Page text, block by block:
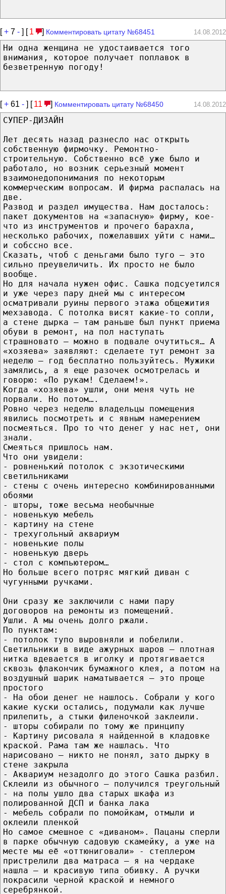
[+ 7 - ] [ 1 ] Комментировать цитату №68451 14.08.2012
Ни одна женщина не удостаивается того
внимания, которое получает поплавок в
безветренную погоду!
[+ 61 - ] [ 11 ] Комментировать цитату №68450 14.08.2012
СУПЕР-ДИЗАЙН
Лет десять назад разнесло нас открыть
собственную фирмочку. Ремонтно-
строительную. Собственно всё уже было и
работало, но возник серьезный момент
взаимонедопонимания по некоторым
коммерческим вопросам. И фирма распалась на
две.
Развод и раздел имущества. Нам досталось:
пакет документов на «запасную» фирму, кое-
что из инструментов и прочего барахла,
несколько рабочих, пожелавших уйти с нами…
и собссно все.
Сказать, чтоб с деньгами было туго – это
сильно преувеличить. Их просто не было
вообще.
Но для начала нужен офис. Сашка подсуетился
и уже через пару дней мы с интересом
осматривали руины первого этажа общежития
мехзавода. С потолка висят какие-то сопли,
а стене дырка – там раньше был пункт приема
обуви в ремонт, на пол наступать
страшновато – можно в подвале очутиться… А
«хозяева» заявляют: сделаете тут ремонт за
неделю – год бесплатно пользуйтесь. Мужики
замялись, а я еще разочек осмотрелась и
говорю: «По рукам! Сделаем!».
Когда «хозяева» ушли, они меня чуть не
порвали. Но потом….
Ровно через неделю владельцы помещения
явились посмотреть и с явным намерением
посмеяться. Про то что денег у нас нет, они
знали.
Смеяться пришлось нам.
Что они увидели:
- ровненький потолок с экзотическими
светильниками
- стены с очень интересно комбинированными
обоями
- шторы, тоже весьма необычные
- новенькую мебель
- картину на стене
- трехугольный аквариум
- новенькие полы
- новенькую дверь
- стол с компьютером…
Но больше всего потряс мягкий диван с
чугунными ручками.
Они сразу же заключили с нами пару
договоров на ремонты из помещений.
Ушли. А мы очень долго ржали.
По пунктам:
- потолок тупо выровняли и побелили.
Светильники в виде ажурных шаров – плотная
нитка вдевается в иголку и протягивается
сквозь флакончик бумажного клея, а потом на
воздушный шарик наматывается – это проще
простого
- На обои денег не нашлось. Собрали у кого
какие куски остались, подумали как лучше
прилепить, а стыки филеночкой заклеили.
- шторы собирали по тому же принципу
- Картину рисовала я найденной в кладовке
краской. Рама там же нашлась. Что
нарисовано – никто не понял, зато дырку в
стене закрыла
- Аквариум незадолго до этого Сашка разбил.
Склеили из обычного – получился треугольный
- на полы ушло два старых шкафа из
полированной ДСП и банка лака
- мебель собрали по помойкам, отмыли и
оклеили пленкой
Но самое смешное с «диваном». Пацаны сперли
в парке обычную садовую скамейку, а уже на
месте мы её «оттюниговали» - степлером
пристрелили два матраса – я на чердаке
нашла – и красивую типа обивку. А ручки
покрасили черной краской и немного
серебрянкой.